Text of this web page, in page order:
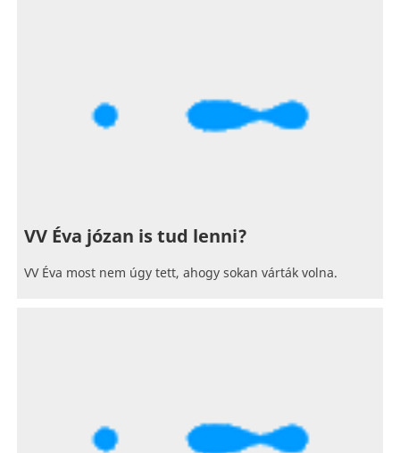
VV Éva józan is tud lenni?
VV Éva most nem úgy tett, ahogy sokan várták volna.